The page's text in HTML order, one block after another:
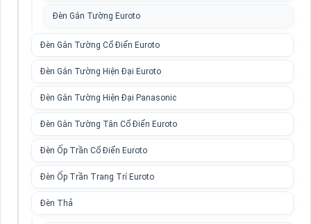
Đèn Gắn Tường Euroto
Đèn Gắn Tường Cổ Điển Euroto
Đèn Gắn Tường Hiện Đại Euroto
Đèn Gắn Tường Hiện Đại Panasonic
Đèn Gắn Tường Tân Cổ Điển Euroto
Đèn Ốp Trần Cổ Điển Euroto
Đèn Ốp Trần Trang Trí Euroto
Đèn Thả